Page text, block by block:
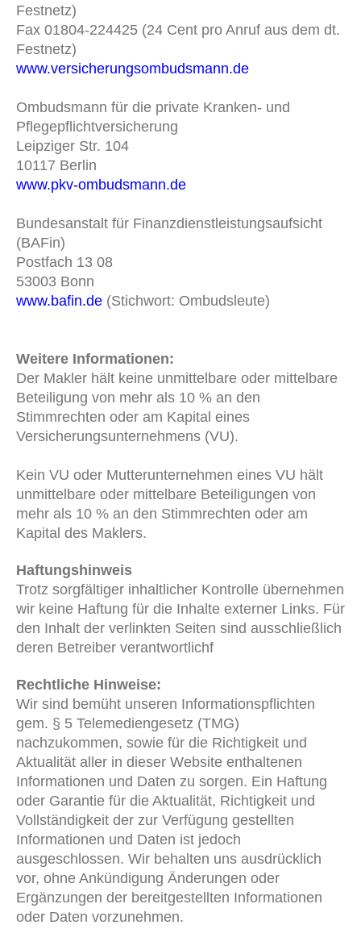
Festnetz)
Fax 01804-224425 (24 Cent pro Anruf aus dem dt.
Festnetz)
www.versicherungsombudsmann.de
Ombudsmann für die private Kranken- und
Pflegepflichtversicherung
Leipziger Str. 104
10117 Berlin
www.pkv-ombudsmann.de
Bundesanstalt für Finanzdienstleistungsaufsicht
(BAFin)
Postfach 13 08
53003 Bonn
www.bafin.de (Stichwort: Ombudsleute)
Weitere Informationen:
Der Makler hält keine unmittelbare oder mittelbare
Beteiligung von mehr als 10 % an den
Stimmrechten oder am Kapital eines
Versicherungsunternehmens (VU).
Kein VU oder Mutterunternehmen eines VU hält
unmittelbare oder mittelbare Beteiligungen von
mehr als 10 % an den Stimmrechten oder am
Kapital des Maklers.
Haftungshinweis
Trotz sorgfältiger inhaltlicher Kontrolle übernehmen
wir keine Haftung für die Inhalte externer Links. Für
den Inhalt der verlinkten Seiten sind ausschließlich
deren Betreiber verantwortlichf
Rechtliche Hinweise:
Wir sind bemüht unseren Informationspflichten
gem. § 5 Telemediengesetz (TMG)
nachzukommen, sowie für die Richtigkeit und
Aktualität aller in dieser Website enthaltenen
Informationen und Daten zu sorgen. Ein Haftung
oder Garantie für die Aktualität, Richtigkeit und
Vollständigkeit der zur Verfügung gestellten
Informationen und Daten ist jedoch
ausgeschlossen. Wir behalten uns ausdrücklich
vor, ohne Ankündigung Änderungen oder
Ergänzungen der bereitgestellten Informationen
oder Daten vorzunehmen.